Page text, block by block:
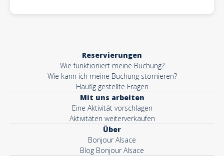
Reservierungen
Wie funktioniert meine Buchung?
Wie kann ich meine Buchung stornieren?
Häufig gestellte Fragen
Mit uns arbeiten
Eine Aktivität vorschlagen
Aktivitäten weiterverkaufen
Über
Bonjour Alsace
Blog Bonjour Alsace